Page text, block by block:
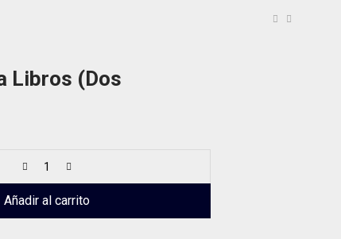
Libros (Dos
Añadir al carrito